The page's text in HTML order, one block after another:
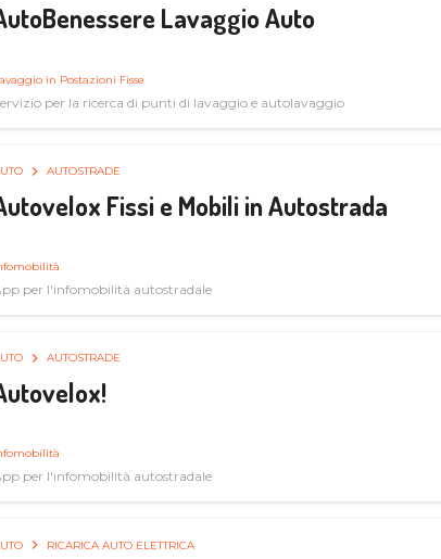
Lavaggio Auto
in Postazioni Fisse
per la ricerca di punti di lavaggio e autolavaggio
AUTOSTRADE
Fissi e Mobili in Autostrada
per l'infomobilità autostradale
AUTOSTRADE
per l'infomobilità autostradale
RICARICA AUTO ELETTRICA